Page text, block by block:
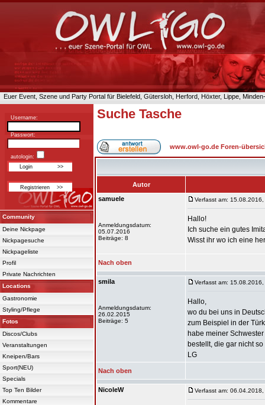
Euer Event, Szene und Party Portal für Bielefeld, Gütersloh, Herford, Höxter, Lippe,
Username:
Passwort:
autologin:
Community
Deine Nickpage
Nickpagesuche
Nickpageliste
Profil
Private Nachrichten
Locations
Gastronomie
Styling/Pflege
Fotos
Discos/Clubs
Veranstaltungen
Kneipen/Bars
Sport(NEU)
Specials
Top Ten Bilder
Kommentare
Suche Tasche
www.owl-go.de Foren-
Autor
samuele
Anmeldungsdatum:
05.07.2016
Beiträge: 8
Verfasst am: 15.08.2016,
Hallo!
Ich suche ein gutes
Wisst ihr wo ich eine
Nach oben
smila
Anmeldungsdatum:
26.02.2015
Beiträge: 5
Verfasst am:
Hallo,
wo du bei uns in
zum Beispiel in der
habe meiner
bestellt, die gar nicht
LG
Nach oben
NicoleW Verfasst am: